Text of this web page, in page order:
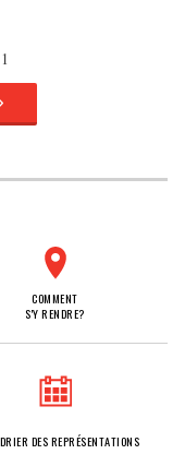
COMMENT
S'Y RENDRE?
DES REPRÉSENTATIONS